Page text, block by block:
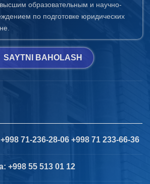
образовательным и научно-
по подготовке юридических
SAYTNI BAHOLASH
71-236-28-06 +998 71 233-66-36
+998 55 513 01 12